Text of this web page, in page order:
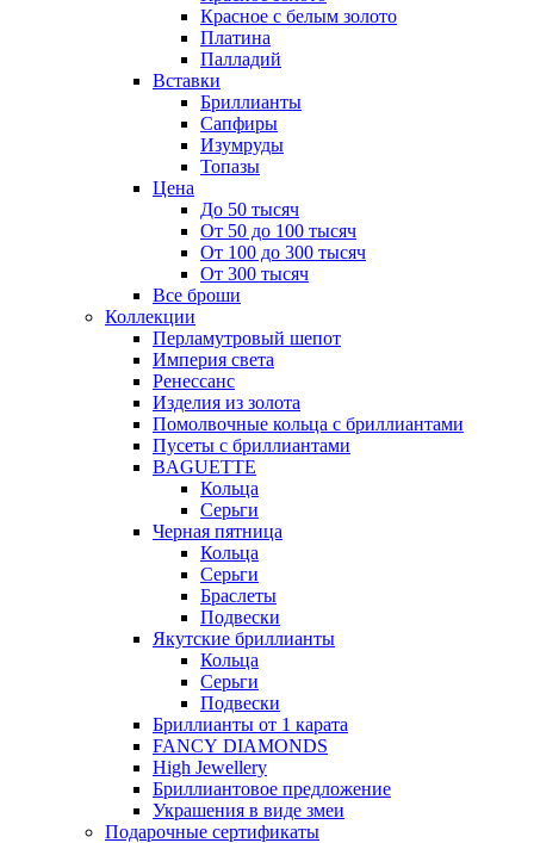
Красное с белым золото
Платина
Палладий
Вставки
Бриллианты
Сапфиры
Изумруды
Топазы
Цена
До 50 тысяч
От 50 до 100 тысяч
От 100 до 300 тысяч
От 300 тысяч
Все броши
Коллекции
Перламутровый шепот
Империя света
Ренессанс
Изделия из золота
Помолвочные кольца с бриллиантами
Пусеты с бриллиантами
BAGUETTE
Кольца
Серьги
Черная пятница
Кольца
Серьги
Браслеты
Подвески
Якутские бриллианты
Кольца
Серьги
Подвески
Бриллианты от 1 карата
FANCY DIAMONDS
High Jewellery
Бриллиантовое предложение
Украшения в виде змеи
Подарочные сертификаты